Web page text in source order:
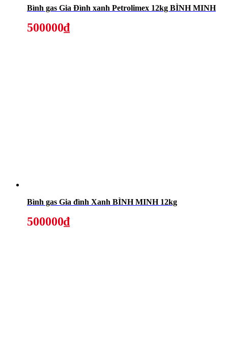
Bình gas Gia Đình xanh Petrolimex 12kg BÌNH MINH
500000₫
Bình gas Gia đình Xanh BÌNH MINH 12kg
500000₫